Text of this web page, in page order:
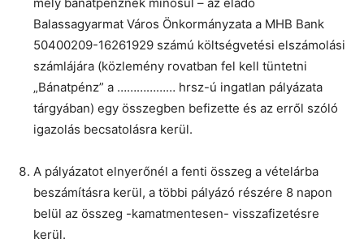
Balassagyarmat Város Önkormányzata a MHB Bank
50400209-16261929 számú költségvetési elszámolási
számlájára (közlemény rovatban fel kell tüntetni
„Bánatpénz” a ……………… hrsz-ú ingatlan pályázata
tárgyában) egy összegben befizette és az erről szóló
igazolás becsatolásra kerül.
A pályázatot elnyerőnél a fenti összeg a vételárba
beszámításra kerül, a többi pályázó részére 8 napon
belül az összeg -kamatmentesen- visszafizetésre
kerül.